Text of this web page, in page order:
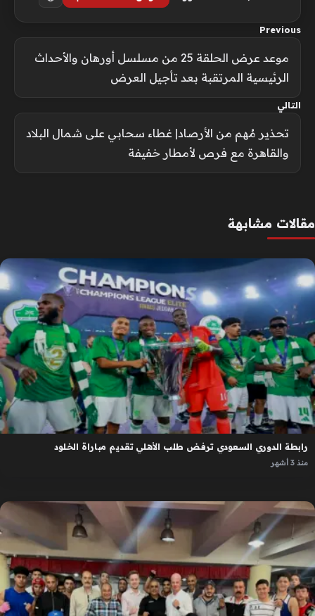
Previous
موعد عرض الحلقة 25 من مسلسل أورهان والأحداث
الرئيسية المرتقبة بعد تأجيل العرض
التالي
تحذير مُهم من الأرصاد| غطاء سحابي على شمال البلاد
والقاهرة مع فرص لأمطار خفيفة
مقالات مشابهة
رابطة الدوري السعودي ترفض طلب الأهلي تقديم مباراة الخلود
منذ 3 أشهر